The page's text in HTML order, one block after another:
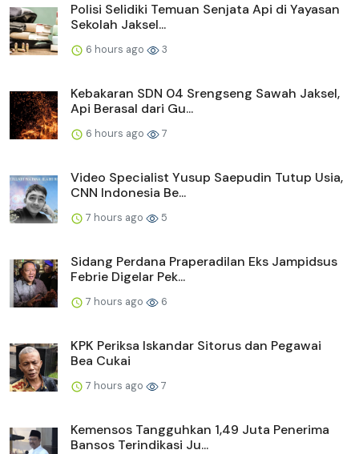
Polisi Selidiki Temuan Senjata Api di Yayasan
Sekolah Jaksel...
6 hours ago 3
Kebakaran SDN 04 Srengseng Sawah Jaksel,
Api Berasal dari Gu...
6 hours ago 7
Video Specialist Yusup Saepudin Tutup Usia,
CNN Indonesia Be...
7 hours ago 5
Sidang Perdana Praperadilan Eks Jampidsus
Febrie Digelar Pek...
7 hours ago 6
KPK Periksa Iskandar Sitorus dan Pegawai
Bea Cukai
7 hours ago 7
Kemensos Tangguhkan 1,49 Juta Penerima
Bansos Terindikasi Ju...